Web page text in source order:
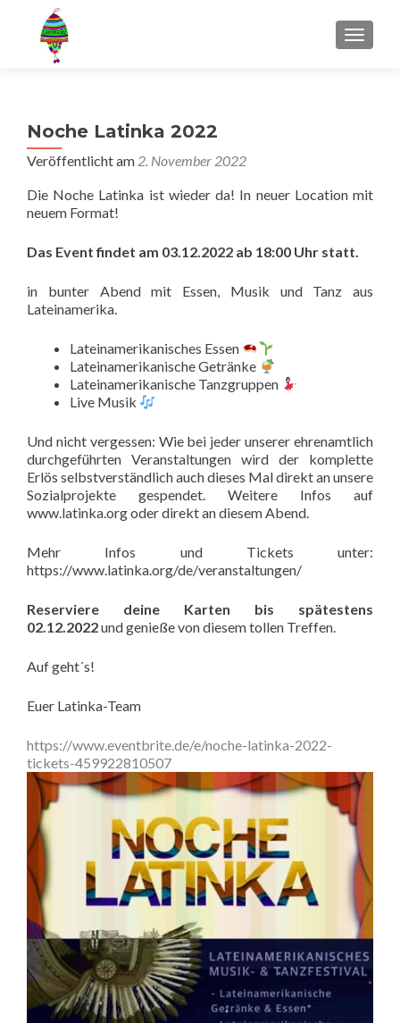
MENU
Noche Latinka 2022
Veröffentlicht am 2. November 2022
Die Noche Latinka ist wieder da! In neuer Location mit
neuem Format!
Das Event findet am 03.12.2022 ab 18:00 Uhr statt.
in bunter Abend mit Essen, Musik und Tanz aus
Lateinamerika.
Lateinamerikanisches Essen
Lateinamerikanische Getränke
Lateinamerikanische Tanzgruppen
Live Musik
Und nicht vergessen: Wie bei jeder unserer ehrenamtlich
durchgeführten Veranstaltungen wird der komplette
Erlös selbstverständlich auch dieses Mal direkt an unsere
Sozialprojekte gespendet. Weitere Infos auf
www.latinka.org oder direkt an diesem Abend.
Mehr Infos und Tickets unter:
https://www.latinka.org/de/veranstaltungen/
Reserviere deine Karten bis spätestens
02.12.2022und genieße von diesem tollen Treffen.
Auf geht´s!
Euer Latinka-Team
https://www.eventbrite.de/e/noche-latinka-2022-
tickets-459922810507